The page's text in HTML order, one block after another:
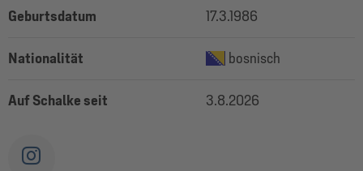
Geburtsdatum 17.3.1986
Nationalität bosnisch
Auf Schalke seit 3.8.2026